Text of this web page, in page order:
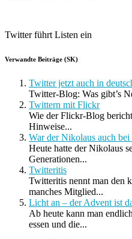
Twitter führt Listen ein
Verwandte Beiträge (SK)
Twitter jetzt auch in
Twitter-Blog: Was gibt’s
Twittern mit Flickr
Wie der Flickr-Blog
Hinweise...
War der Nikolaus auch bei
Heute hatte der Nikolaus
Generationen...
Twitteritis
Twitteritis nennt man den
manches Mitglied...
Licht an – der Advent ist
Ab heute kann man
essen und die...